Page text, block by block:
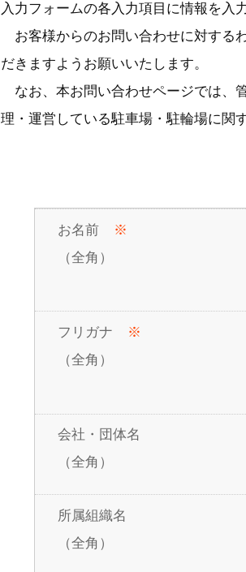
入力フォームの各入力項目に情報を入
お客様からのお問い合わせに対する
だきますようお願いいたします。
なお、本お問い合わせページでは、
理・運営している駐車場・駐輪場に関
お名前 ※
（全角）
フリガナ ※
（全角）
会社・団体名
（全角）
所属組織名
（全角）